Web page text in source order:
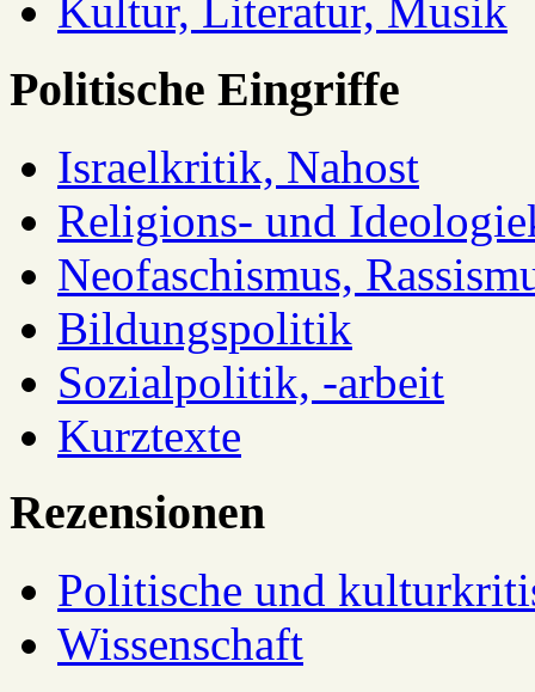
Kultur, Literatur, Musik
Politische Eingriffe
Israelkritik, Nahost
Religions- und
Neofaschismus,
Bildungspolitik
Sozialpolitik, -arbeit
Kurztexte
Rezensionen
Politische und
Wissenschaft